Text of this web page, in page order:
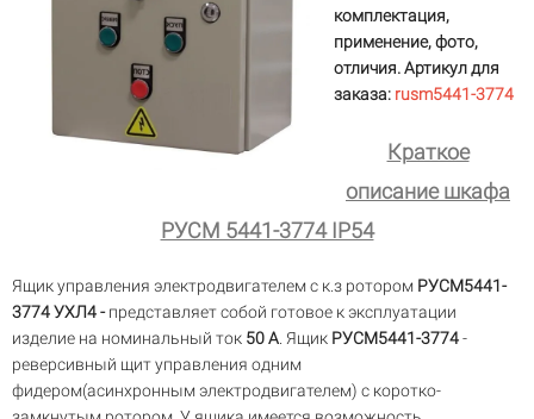
комплектация,
применение, фото,
отличия. Артикул для
заказа: rusm5441-3774
Краткое
описание шкафа
РУСМ 5441-3774 IP54
Ящик управления электродвигателем с к.з ротором РУСМ5441-
3774 УХЛ4 -представляет собой готовое к эксплуатации
изделие на номинальный ток 50 А . Ящик РУСМ5441-3774-
реверсивный щит управления одним
фидером(асинхронным электродвигателем) с коротко-